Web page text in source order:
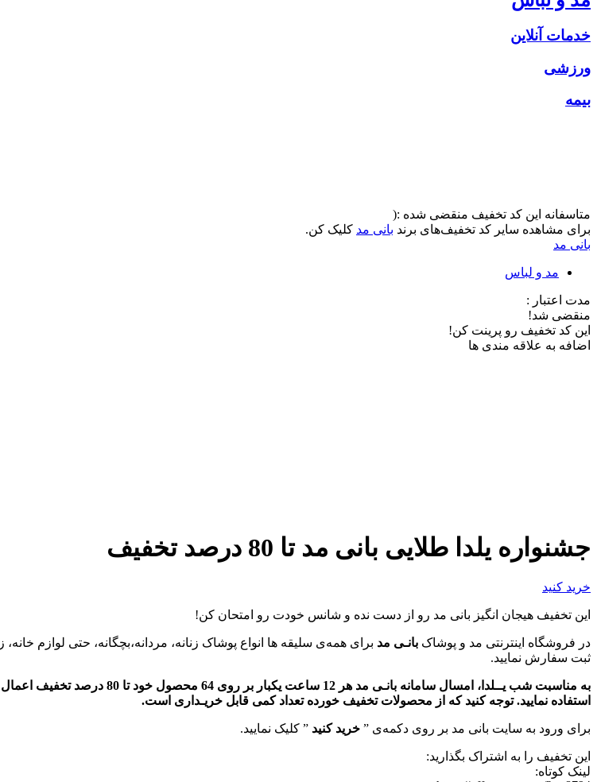
خدمات آنلاین
ورزشی
بیمه
متاسفانه این کد تخفیف منقضی شده :(
برای مشاهده سایر کد تخفیف‌های برند بانی مد کلیک کن.
بانی مد
مد و لباس
مدت اعتبار :
منقضی شد!
این کد تخفیف رو پرینت کن!
اضافه به علاقه مندی ها
جشنواره یلدا طلایی بانی مد تا 80 درصد تخفیف
خرید کنید
این تخفیف هیجان انگیز بانی مد رو از دست نده و شانس خودت رو امتحان کن!
در فروشگاه اینترنتی مد و پوشاک بانـی مد برای همه‌ی سلیقه ها انواع پوشاک زنانه، مردانه،بچگانه، حتی لوازم
ثبت سفارش نمایید.
به مناسبت شب یــلدا، امسال
استفاده نمایید. توجه کنید که از محصولات تخفیف خورده تعداد کمی قابل خریـداری است.
برای ورود به سایت بانی مد بر روی دکمه‌ی ” خرید کنید ” کلیک نمایید.
این تخفیف را به اشتراک بگذارید:
لینک کوتاه: